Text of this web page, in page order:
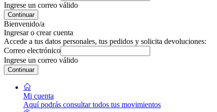
Ingrese un correo válido
Continuar
Bienvenido/a
Ingresar o crear cuenta
Accede a tus datos personales, tus pedidos y solicita devoluciones:
Correo electrónico
Ingrese un correo válido
Continuar
Mi cuenta
Aquí podrás consultar todos tus movimientos